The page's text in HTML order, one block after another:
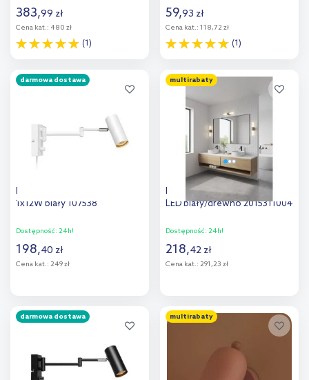
383,99 zł
Cena kat.: 480 zł
(1)
Dodaj do
59,93 zł
Cena kat.: 118,72 zł
(1)
Dodaj do
porównania
darmowa dostawa
Markslöjd Torino kinkiet
1x12W biały 107538
Dostępność: 24h!
198,40 zł
Cena kat.: 249 zł
Dodaj do
multirabaty
Nordlux Helva kinkiet 1x9W
LED biały/drewno 2015311004
Dostępność: 24h!
218,42 zł
Cena kat.: 291,23 zł
Dodaj do
porównania
darmowa dostawa multirabaty